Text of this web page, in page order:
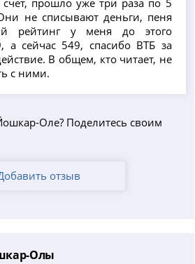
прошло уже три раза по 5
не списывают деньги, пеня
рейтинг у меня до этого
а сейчас 549, спасибо ВТБ за
В общем, кто читает, не
с ними.
Оле? Поделитесь своим
отзыв
Олы